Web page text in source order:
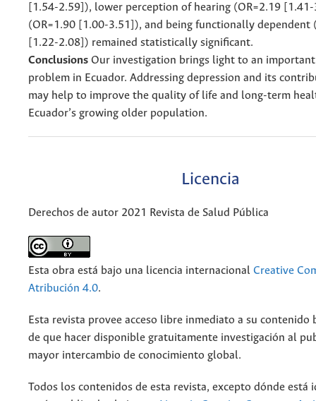
[1.54-2.59]), lower perception of hearing (OR=2.19
(OR=1.90 [1.00-3.51]), and being functionally dependent
[1.22-2.08]) remained statistically significant.
Conclusions Our investigation brings light to an
problem in Ecuador. Addressing depression and its
may help to improve the quality of life and long-term
Ecuador’s growing older population.
Licencia
Derechos de autor 2021 Revista de Salud Pública
Esta obra está bajo una licencia internacional Creative
Atribución 4.0.
Esta revista provee acceso libre inmediato a su contenido
de que hacer disponible gratuitamente investigación al
mayor intercambio de conocimiento global.
Todos los contenidos de esta revista, excepto dónde está